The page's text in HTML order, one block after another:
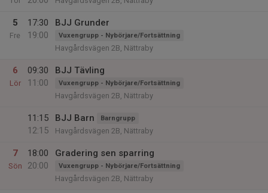
5
Fre
17:30
19:00
BJJ Grunder
Vuxengrupp - Nybörjare/Fortsättning
Havgårdsvägen 2B, Nättraby
6
Lör
09:30
11:00
BJJ Tävling
Vuxengrupp - Nybörjare/Fortsättning
Havgårdsvägen 2B, Nättraby
11:15
12:15
BJJ Barn Barngrupp
Havgårdsvägen 2B, Nättraby
7
Sön
18:00
20:00
Gradering sen sparring
Vuxengrupp - Nybörjare/Fortsättning
Havgårdsvägen 2B, Nättraby